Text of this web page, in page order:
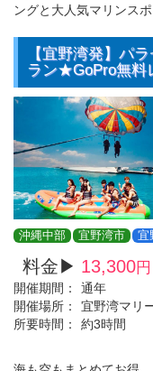
ングと大人気マリンス
【宜野湾発】パ
ラン★GoPro無料
沖縄中部 宜野湾市 宜
料金▶ 13,300
開催期間：
通年
開催場所：
宜野湾マリ
所要時間：
約3時間